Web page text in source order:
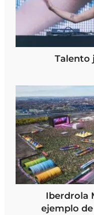
Talento
Iberdrola
ejemplo